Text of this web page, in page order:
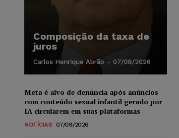
Composição da taxa de
juros
Carlos Henrique Abrão - 07/08/2026
Meta é alvo de denúncia após anúncios
com conteúdo sexual infantil gerado por
IA circularem em suas plataformas
NOTÍCIAS 07/08/2026